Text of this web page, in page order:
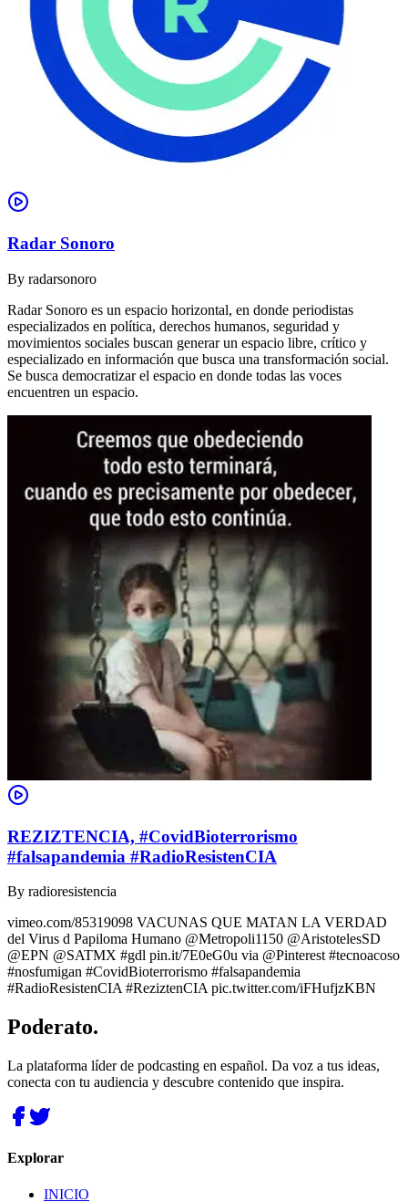
Radar Sonoro
By radarsonoro
Radar Sonoro es un espacio horizontal, en donde periodistas
especializados en política, derechos humanos, seguridad y
movimientos sociales buscan generar un espacio libre, crítico y
especializado en información que busca una transformación social.
Se busca democratizar el espacio en donde todas las voces
encuentren un espacio.
REZIZTENCIA, #CovidBioterrorismo
#falsapandemia #RadioResistenCIA
By radioresistencia
vimeo.com/85319098 VACUNAS QUE MATAN LA VERDAD
del Virus d Papiloma Humano @Metropoli1150 @AristotelesSD
@EPN @SATMX #gdl pin.it/7E0eG0u via @Pinterest #tecnoacoso
#nosfumigan #CovidBioterrorismo #falsapandemia
#RadioResistenCIA #ReziztenCIA pic.twitter.com/iFHufjzKBN
Poderato.
La plataforma líder de podcasting en español. Da voz a tus ideas,
conecta con tu audiencia y descubre contenido que inspira.
Explorar
INICIO